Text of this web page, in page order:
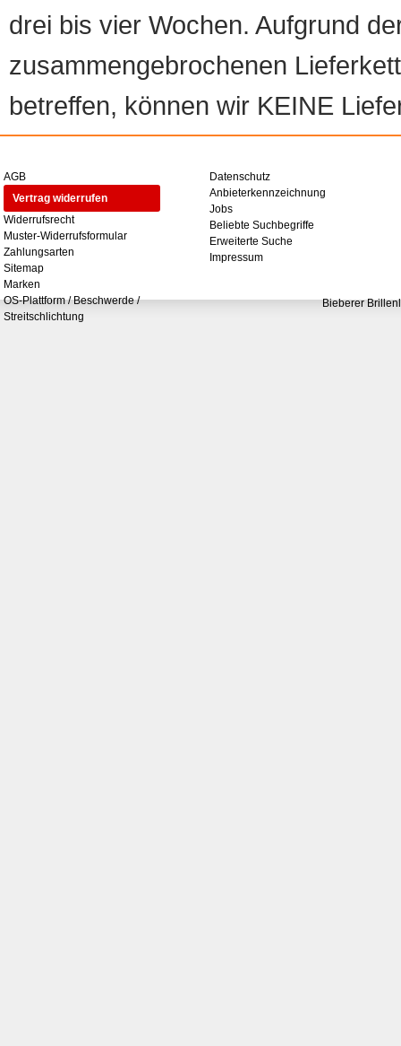
drei bis vier Wochen. Aufgrund
zusammengebrochenen
betreffen, können wir KEINE
AGB
Vertrag widerrufen
Widerrufsrecht
Muster-Widerrufsformular
Zahlungsarten
Sitemap
Marken
OS-Plattform / Beschwerde /
Streitschlichtung
Datenschutz
Anbieterkennzeichnung
Jobs
Beliebte Suchbegriffe
Erweiterte Suche
Impressum
Bieberer